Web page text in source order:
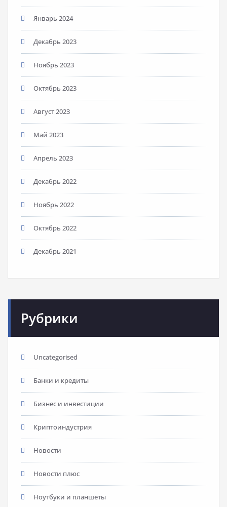
Январь 2024
Декабрь 2023
Ноябрь 2023
Октябрь 2023
Август 2023
Май 2023
Апрель 2023
Декабрь 2022
Ноябрь 2022
Октябрь 2022
Декабрь 2021
Рубрики
Uncategorised
Банки и кредиты
Бизнес и инвестиции
Криптоиндустрия
Новости
Новости плюс
Ноутбуки и планшеты